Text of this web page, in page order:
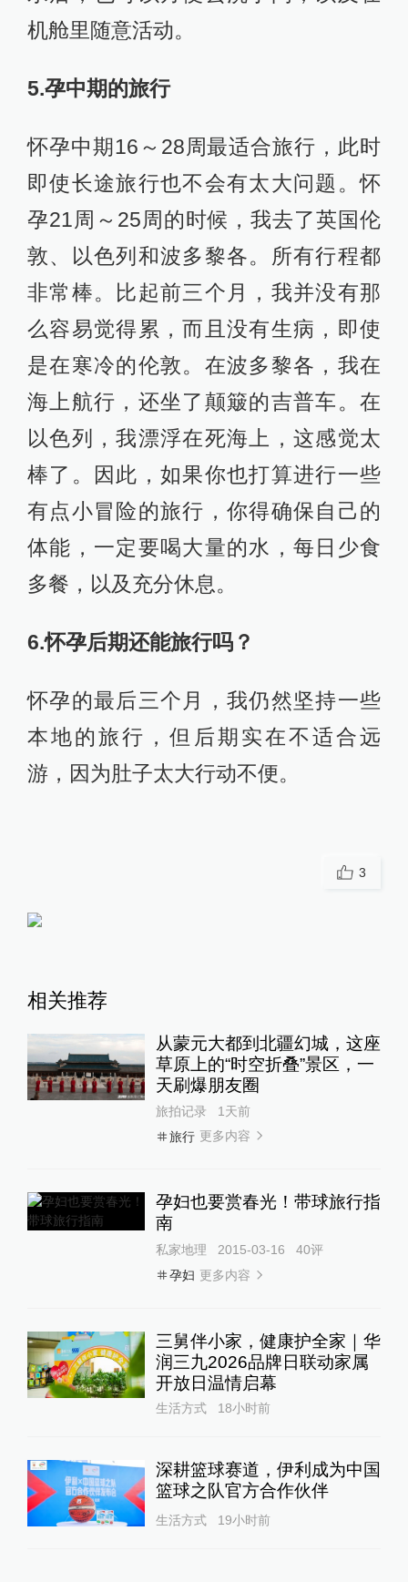
机舱里随意活动。
5.孕中期的旅行
怀孕中期16～28周最适合旅行，此时
即使长途旅行也不会有太大问题。怀
孕21周～25周的时候，我去了英国伦
敦、以色列和波多黎各。所有行程都
非常棒。比起前三个月，我并没有那
么容易觉得累，而且没有生病，即使
是在寒冷的伦敦。在波多黎各，我在
海上航行，还坐了颠簸的吉普车。在
以色列，我漂浮在死海上，这感觉太
棒了。因此，如果你也打算进行一些
有点小冒险的旅行，你得确保自己的
体能，一定要喝大量的水，每日少食
多餐，以及充分休息。
6.怀孕后期还能旅行吗？
怀孕的最后三个月，我仍然坚持一些
本地的旅行，但后期实在不适合远
游，因为肚子太大行动不便。
3
相关推荐
从蒙元大都到北疆幻城，这座
草原上的“时空折叠”景区，一
天刷爆朋友圈
旅拍记录
1天前
旅行 更多内容
孕妇也要赏春光！带球旅行指
南
私家地理 2015-03-16 40评
孕妇 更多内容
三舅伴小家，健康护全家｜华
润三九2026品牌日联动家属
开放日温情启幕
生活方式 18小时前
深耕篮球赛道，伊利成为中国
篮球之队官方合作伙伴
生活方式 19小时前